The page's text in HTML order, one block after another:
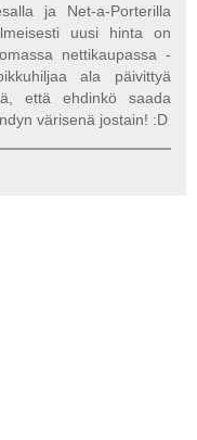
ja Net-a-Porterilla
uusi hinta on
nettikaupassa -
ala päivittyä
että ehdinkö saada
värisenä jostain! :D